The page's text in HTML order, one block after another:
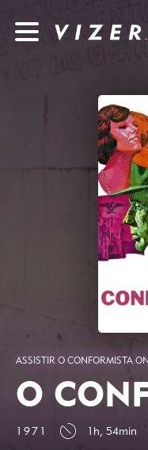
ASSISTIR O CONFORMISTA
O
1971 1h, 54min